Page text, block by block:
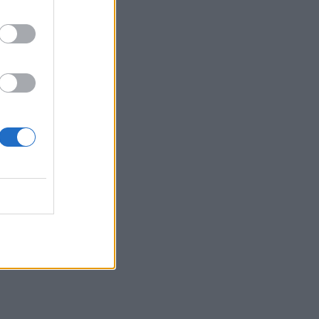
ΥΓΕΊΑ 07/08/2026 - 15:42